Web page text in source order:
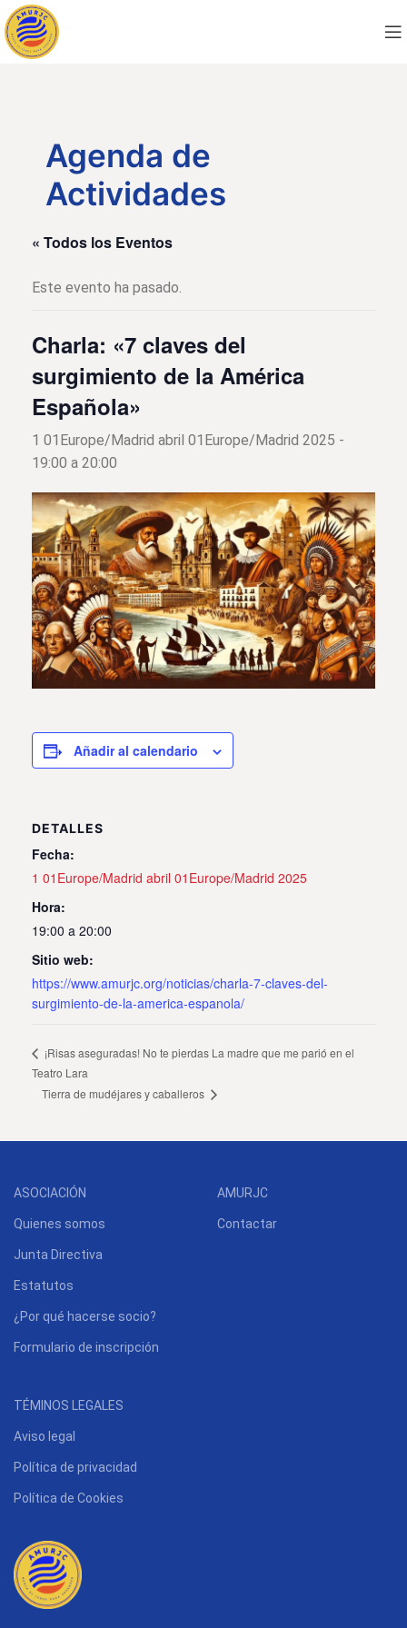
Agenda de
Actividades
« Todos los Eventos
Este evento ha pasado.
Charla: «7 claves del
surgimiento de la América
Española»
1 01Europe/Madrid abril 01Europe/Madrid 2025 -
19:00 a 20:00
Añadir al calendario
DETALLES
Fecha:
1 01Europe/Madrid abril 01Europe/Madrid 2025
Hora:
19:00 a 20:00
Sitio web:
https://www.amurjc.org/noticias/charla-7-claves-del-
surgimiento-de-la-america-espanola/
¡Risas aseguradas! No te pierdas La madre que me parió en el
Teatro Lara
Tierra de mudéjares y caballeros
ASOCIACIÓN
Quienes somos
Junta Directiva
Estatutos
¿Por qué hacerse socio?
Formulario de inscripción
AMURJC
Contactar
TÉMINOS LEGALES
Aviso legal
Política de privacidad
Política de Cookies